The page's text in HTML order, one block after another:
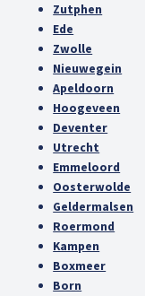
Zutphen
Ede
Zwolle
Nieuwegein
Apeldoorn
Hoogeveen
Deventer
Utrecht
Emmeloord
Oosterwolde
Geldermalsen
Roermond
Kampen
Boxmeer
Born